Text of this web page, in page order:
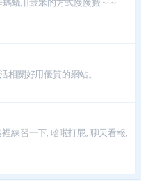
相關好用優質的網站。
練習一下, 哈啦打屁, 聊天看報,